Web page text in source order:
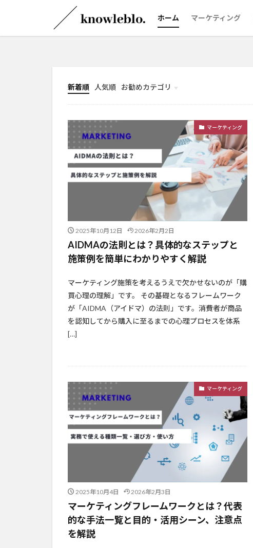
ホーム マーケティング
新着順 人気順
お勧めカテゴリ
ビジネスフレームワーク
ロジカルシンキング
マーケティング
マーケティング
2025年10月12日 2026年2月2日
AIDMAの法則とは？具体的なステップと
施策例を簡単にわかりやすく解説
マーケティング施策を考えるうえで欠かせないのが「購
買心理の理解」です。 その基礎となるフレームワーク
が「AIDMA（アイドマ）の法則」です。消費者が商品
を認知してから購入に至るまでの心理プロセスを体系
[…]
マーケティング
2025年10月4日 2026年2月3日
マーケティングフレームワークとは？代表
的な手法一覧と目的・活用シーン、注意点
を解説